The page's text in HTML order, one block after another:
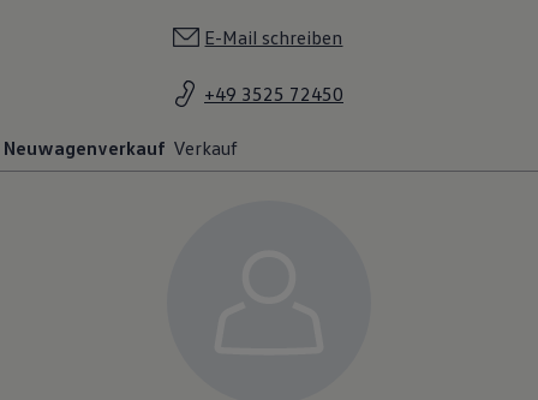
E-Mail schreiben
+49 3525 72450
Neuwagenverkauf Verkauf